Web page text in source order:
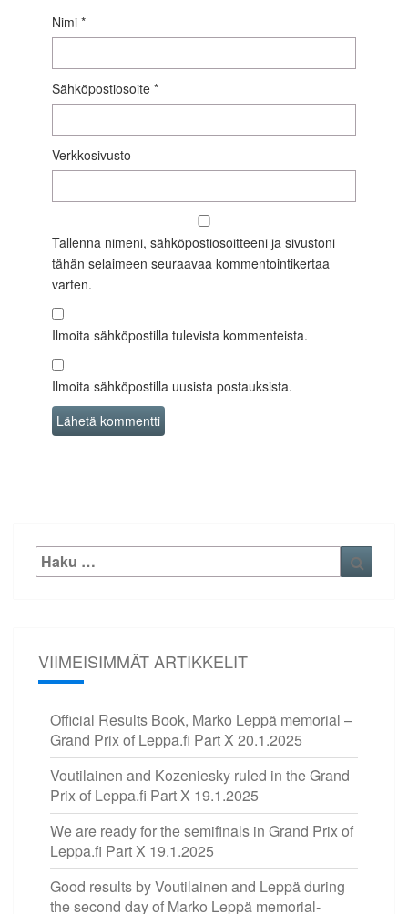
Nimi *
Sähköpostiosoite *
Verkkosivusto
Tallenna nimeni, sähköpostiosoitteeni ja sivustoni
tähän selaimeen seuraavaa kommentointikertaa
varten.
Ilmoita sähköpostilla tulevista kommenteista.
Ilmoita sähköpostilla uusista postauksista.
Etsi:
VIIMEISIMMÄT ARTIKKELIT
Official Results Book, Marko Leppä memorial –
Grand Prix of Leppa.fi Part X 20.1.2025
Voutilainen and Kozeniesky ruled in the Grand
Prix of Leppa.fi Part X 19.1.2025
We are ready for the semifinals in Grand Prix of
Leppa.fi Part X 19.1.2025
Good results by Voutilainen and Leppä during
the second day of Marko Leppä memorial-